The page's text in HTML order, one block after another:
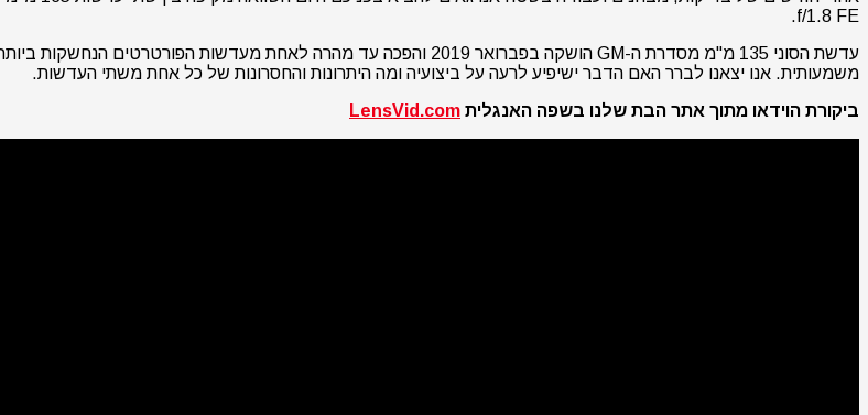
f/1.8 FE.
משמעותית. אנו יצאנו לברר האם הדבר ישיפיע לרעה על ביצועיה ומה היתרונות והחסרונות של כל אחת משתי העדשות.
ביקורת הוידאו מתוך אתר הבת שלנו בשפה האנגלית LensVid.com